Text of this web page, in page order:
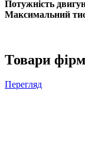
Потужність
Максимальний
Товари
Перегляд